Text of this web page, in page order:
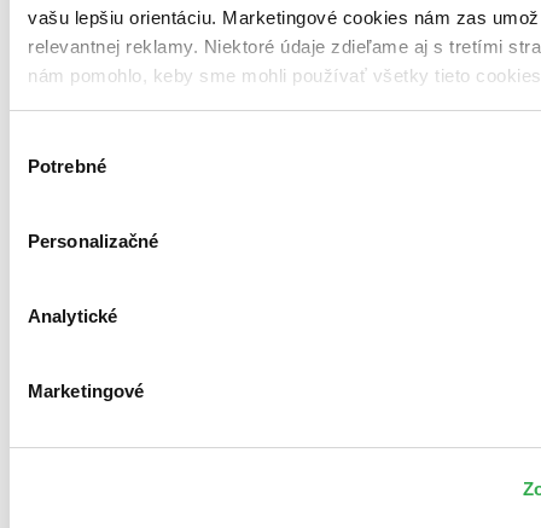
vašu lepšiu orientáciu. Marketingové cookies nám zas
relevantnej reklamy. Niektoré údaje zdieľame aj s tretími
nám pomohlo, keby sme mohli používať všetky tieto
súhlasu
Potrebné
Personalizačné
Analytické
Marketingové